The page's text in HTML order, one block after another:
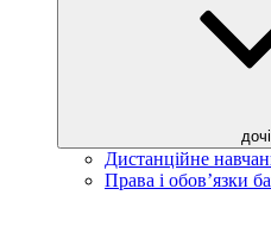
Дистанційне
Права і обов’язки